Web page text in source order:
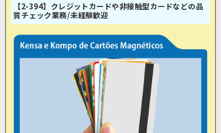
【2-394】クレジットカードや非接触型カードなどの品
質チェック業務/未経験歓迎